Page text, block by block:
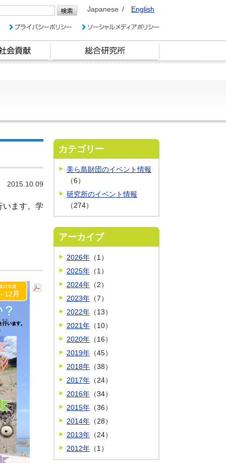
Japanese English
2015.10.09
ます。学
カテゴリー
美ら島財団のイベント情報
（6）
研究所のイベント情報
（274）
アーカイブ
2026年 （1）
2025年 （1）
2024年 （2）
2023年 （7）
2022年 （13）
2021年 （10）
2020年 （16）
2019年 （45）
2018年 （38）
2017年 （24）
2016年 （34）
2015年 （36）
2014年 （28）
2013年 （24）
2012年 （1）